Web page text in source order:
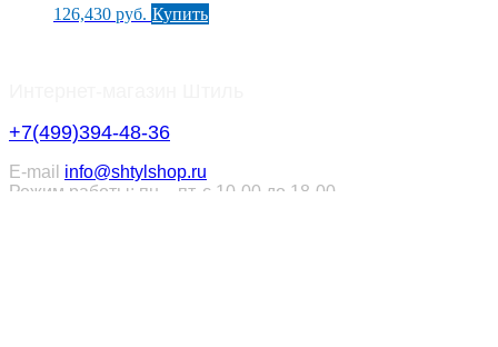
126,430 руб. Купить
+7(499)394-48-36
E-mail info@shtylshop.ru
Режим работы: пн. - пт. с 10-00 до 18-00